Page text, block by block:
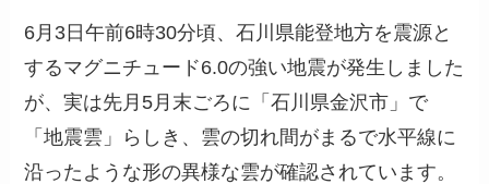
6月3日午前6時30分頃、石川県能登地方を震源と
するマグニチュード6.0の強い地震が発生しました
が、実は先月5月末ごろに「石川県金沢市」で
「地震雲」らしき、雲の切れ間がまるで水平線に
沿ったような形の異様な雲が確認されています。